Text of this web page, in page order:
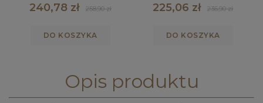
240,78 zł 258,90 zł
DO KOSZYKA
225,06 zł 236,90 zł
DO KOSZYKA
Opis produktu